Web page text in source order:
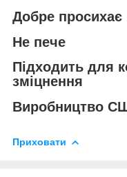
Добре просихає
Не пече
Підходить для
зміцнення
Виробництво
Приховати